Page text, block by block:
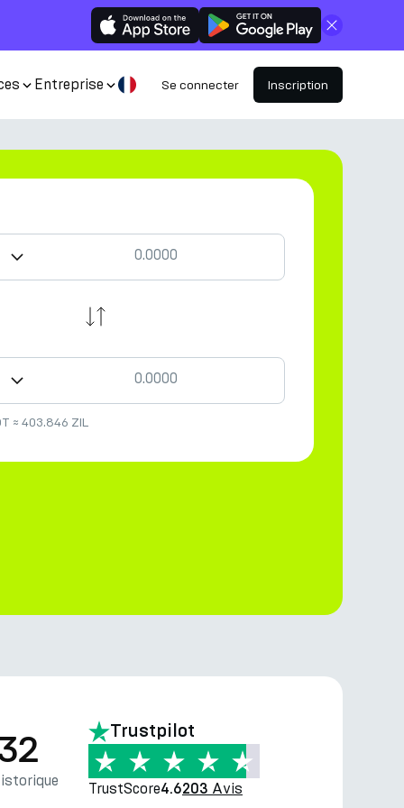
Fermer
Entreprise Se connecter Inscription
≈ 403.846 ZIL
Trustpilot
TrustScore4.6203 Avis